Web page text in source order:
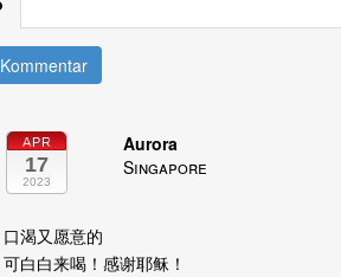
Kommentar
APR
17
2023
Aurora
Singapore
口渴又愿意的
可白白来喝！感谢耶稣！